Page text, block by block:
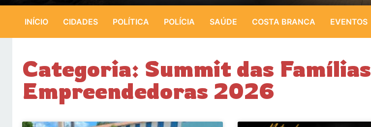
INÍCIO CIDADES POLÍTICA POLÍCIA SAÚDE COSTA BRANCA EVENTOS
Categoria: Summit das Famílias
Empreendedoras 2026